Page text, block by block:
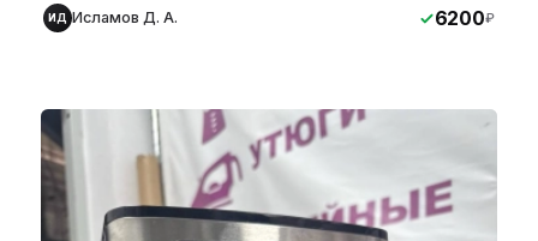
ИД Исламов Д. А. 6200₽